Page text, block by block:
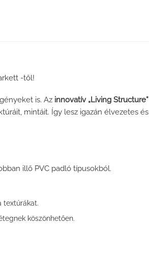
-től!
is. Az innovatív „Living Structure”
mintáit. Így lesz igazán élvezetes és
illő PVC padló típusokból.
textúrákat.
köszönhetően.